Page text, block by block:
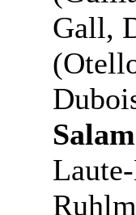
Gall,